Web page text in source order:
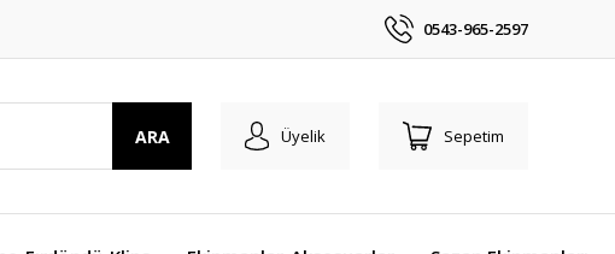
0543-965-2597
ARA Üyelik Sepetim